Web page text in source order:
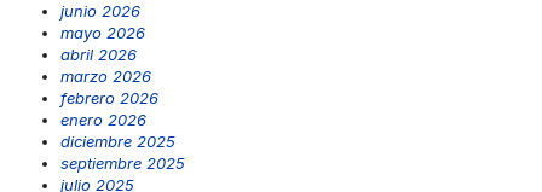
junio 2026
mayo 2026
abril 2026
marzo 2026
febrero 2026
enero 2026
diciembre 2025
septiembre 2025
julio 2025